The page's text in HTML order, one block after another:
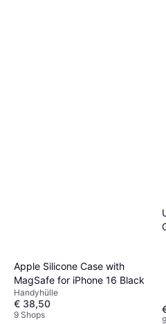
Apple Silicone Case with
MagSafe for iPhone 16 Black
Handyhülle
€ 38,50
9 Shops